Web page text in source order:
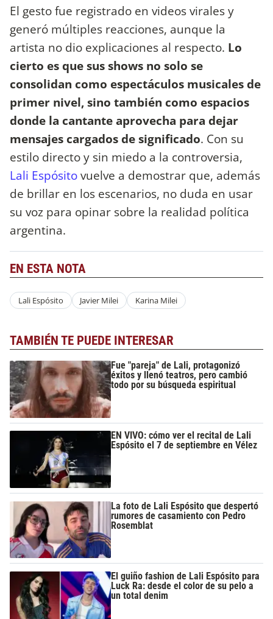
El gesto fue registrado en videos virales y
generó múltiples reacciones, aunque la
artista no dio explicaciones al respecto. Lo
cierto es que sus shows no solo se
consolidan como espectáculos musicales de
primer nivel, sino también como espacios
donde la cantante aprovecha para dejar
mensajes cargados de significado. Con su
estilo directo y sin miedo a la controversia,
Lali Espósitovuelve a demostrar que, además
de brillar en los escenarios, no duda en usar
su voz para opinar sobre la realidad política
argentina.
EN ESTA NOTA
Lali Espósito Javier Milei Karina Milei
TAMBIÉN TE PUEDE INTERESAR
Fue "pareja" de Lali, protagonizó
éxitos y llenó teatros, pero cambió
todo por su búsqueda espiritual
EN VIVO: cómo ver el recital de Lali
Espósito el 7 de septiembre en Vélez
La foto de Lali Espósito que despertó
rumores de casamiento con Pedro
Rosemblat
El guiño fashion de Lali Espósito para
Luck Ra: desde el color de su pelo a
un total denim